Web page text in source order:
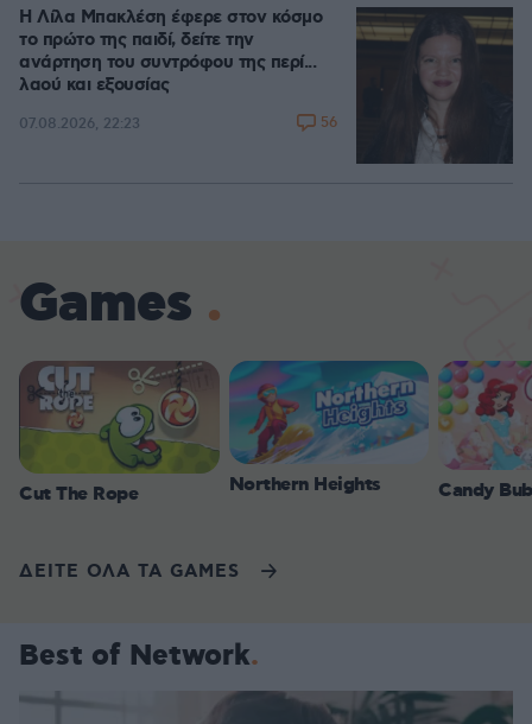
Η Λίλα Μπακλέση έφερε στον κόσμο
το πρώτο της παιδί, δείτε την
ανάρτηση του συντρόφου της περί...
λαού και εξουσίας
07.08.2026, 22:23 56
Games
Cut The Rope Northern Heights Candy
ΔΕΙΤΕ ΟΛΑ ΤΑ GAMES
Best of Network